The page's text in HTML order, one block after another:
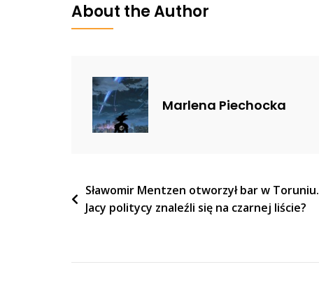
Go
About the Author
Marlena Piechocka
Nawigacja
wpisu
Sławomir Mentzen otworzył bar w Toruniu.
Jacy politycy znaleźli się na czarnej liście?